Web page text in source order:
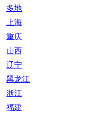
多地
上海
重庆
山西
辽宁
黑龙江
浙江
福建